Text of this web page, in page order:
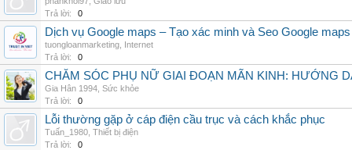
Trả lời:
0
Dịch vụ Google maps – Tạo xác minh và Seo Google
tuongloanmarketing Internet
Trả lời:
0
CHĂM SÓC PHỤ NỮ GIAI ĐOẠN MÃN KINH: HƯỚNG
Gia Hân 1994 Sức khỏe
Trả lời:
0
Lỗi thường gặp ở cáp điện cầu trục và cách khắc phục
Tuấn_1980 Thiết bị điện
Trả lời:
0